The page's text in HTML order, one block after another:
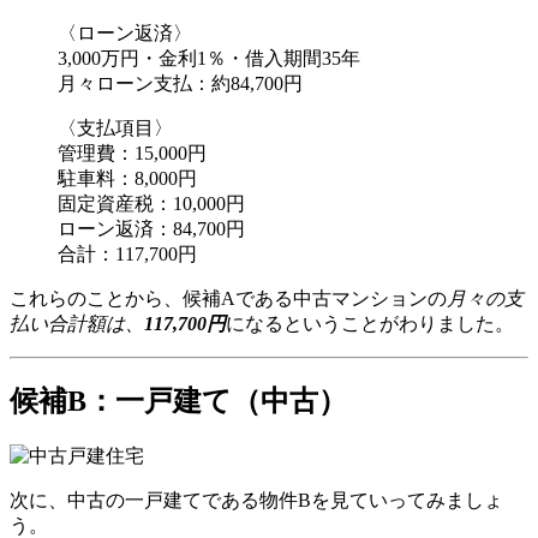
〈ローン返済〉
3,000万円・金利1％・借入期間35年
月々ローン支払：約84,700円
〈支払項目〉
管理費：15,000円
駐車料：8,000円
固定資産税：10,000円
ローン返済：84,700円
合計：117,700円
これらのことから、候補Aである中古マンションの月々の支
払い合計額は、
117,700円になるということがわりました。
候補B：一戸建て（中古）
次に、中古の一戸建てである物件Bを見ていってみましょ
う。